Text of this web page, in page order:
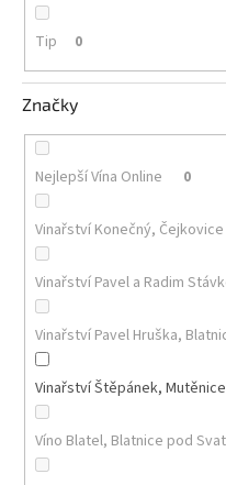
Akční
Poslední
láhve
skladem
Cuvée
vína
Klarety
Vína
jakosti
Víno
podle
cukru
Dárkové
Tip 0
Značky
Nejlepší Vína Online 0
Vinařství Konečný, Čejkovice
Vinařství Pavel a Radim
Vinařství Pavel Hruška,
Vinařství Štěpánek, Mutěnice
Víno Blatel, Blatnice pod